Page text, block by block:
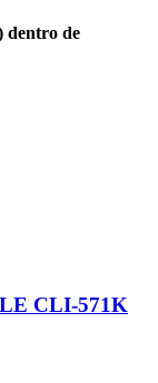
dentro de
CLI-571K